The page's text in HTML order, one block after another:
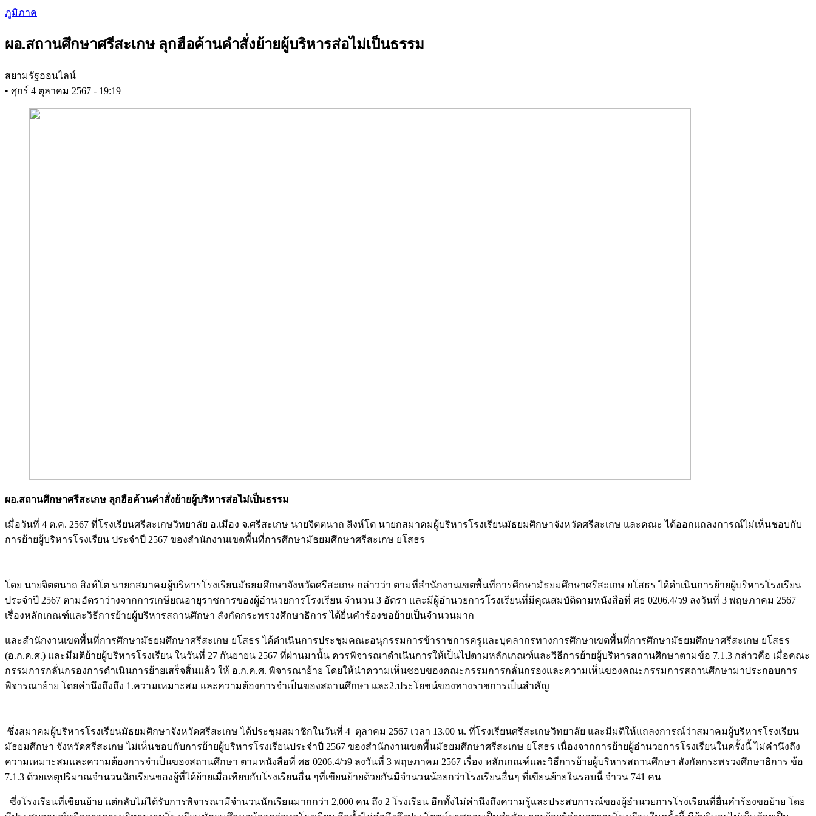
Skip
to
content
ภูมิภาค
ผอ.สถานศึกษาศรีสะเกษ ลุกฮือค้านคำสั่งย้ายผู้บริหารส่อไม่เป็นธรรม
สยามรัฐออนไลน์
• ศุกร์ 4 ตุลาคม 2567 - 19:19
ผอ.สถานศึกษาศรีสะเกษ ลุกฮือค้านคำสั่งย้ายผู้บริหารส่อไม่เป็นธรรม
เมื่อวันที่ 4 ต.ค. 2567 ที่โรงเรียนศรีสะเกษวิทยาลัย อ.เมือง จ.ศรีสะเกษ นายจิตตนาถ สิงห์โต นายกสมาคมผู้บริหารโรงเรียนมัธยมศึกษาจังหวัดศรีสะเกษ และคณะ ได้ออกแถลงการณ์ไม่เห็นชอบกับ
การย้ายผู้บริหารโรงเรียน ประจำปี 2567 ของสำนักงานเขตพื้นที่การศึกษามัธยมศึกษาศรีสะเกษ ยโสธร
โดย นายจิตตนาถ สิงห์โต นายกสมาคมผู้บริหารโรงเรียนมัธยมศึกษาจังหวัดศรีสะเกษ กล่าวว่า ตามที่สำนักงานเขตพื้นที่การศึกษามัธยมศึกษาศรีสะเกษ ยโสธร ได้ดำเนินการย้ายผู้บริหารโรงเรียน
ประจำปี 2567 ตามอัตราว่างจากการเกษียณอายุราชการของผู้อำนวยการโรงเรียน จำนวน 3 อัตรา และมีผู้อำนวยการโรงเรียนที่มีคุณสมบัติตามหนังสือที่ ศธ 0206.4/ว9 ลงวันที่ 3 พฤษภาคม 2567
เรื่องหลักเกณฑ์และวิธีการย้ายผู้บริหารสถานศึกษา สังกัดกระทรวงศึกษาธิการ ได้ยื่นคำร้องขอย้ายเป็นจำนวนมาก
และสำนักงานเขตพื้นที่การศึกษามัธยมศึกษาศรีสะเกษ ยโสธร ได้ดำเนินการประชุมคณะอนุกรรมการข้าราชการครูและบุคลากรทางการศึกษาเขตพื้นที่การศึกษามัธยมศึกษาศรีสะเกษ ยโสธร
(อ.ก.ค.ศ.) และมีมติย้ายผู้บริหารโรงเรียน ในวันที่ 27 กันยายน 2567 ที่ผ่านมานั้น ควรพิจารณาดำเนินการให้เป็นไปตามหลักเกณฑ์และวิธีการย้ายผู้บริหารสถานศึกษาตามข้อ 7.1.3 กล่าวคือ เมื่อคณะ
กรรมการกลั่นกรองการดำเนินการย้ายเสร็จสิ้นแล้ว ให้ อ.ก.ค.ศ. พิจารณาย้าย โดยให้นำความเห็นชอบของคณะกรรมการกลั่นกรองและความเห็นของคณะกรรมการสถานศึกษามาประกอบการ
พิจารณาย้าย โดยคำนึงถึงถึง 1.ความเหมาะสม และความต้องการจำเป็นของสถานศึกษา และ2.ประโยชน์ของทางราชการเป็นสำคัญ
ซึ่งสมาคมผู้บริหารโรงเรียนมัธยมศึกษาจังหวัดศรีสะเกษ ได้ประชุมสมาชิกในวันที่ 4 ตุลาคม 2567 เวลา 13.00 น. ที่โรงเรียนศรีสะเกษวิทยาลัย และมีมติให้แถลงการณ์ว่าสมาคมผู้บริหารโรงเรียน
มัธยมศึกษา จังหวัดศรีสะเกษ ไม่เห็นชอบกับการย้ายผู้บริหารโรงเรียนประจำปี 2567 ของสำนักงานเขตพื้นมัธยมศึกษาศรีสะเกษ ยโสธร เนื่องจากการย้ายผู้อำนวยการโรงเรียนในครั้งนี้ ไม่คำนึงถึง
ความเหมาะสมและความต้องการจำเป็นของสถานศึกษา ตามหนังสือที่ ศธ 0206.4/ว9 ลงวันที่ 3 พฤษภาคม 2567 เรื่อง หลักเกณฑ์และวิธีการย้ายผู้บริหารสถานศึกษา สังกัดกระพรวงศึกษาธิการ ข้อ
7.1.3 ด้วยเหตุปริมาณจำนวนนักเรียนของผู้ที่ได้ย้ายเมื่อเทียบกับโรงเรียนอื่น ๆที่เขียนย้ายด้วยกันมีจำนวนน้อยกว่าโรงเรียนอื่นๆ ที่เขียนย้ายในรอบนี้ จำวน 741 คน
ซึ่งโรงเรียนที่เขียนย้าย แต่กลับไม่ได้รับการพิจารณามีจำนวนนักเรียนมากกว่า 2,000 คน ถึง 2 โรงเรียน อีกทั้งไม่คำนึงถึงความรู้และประสบการณ์ของผู้อำนวยการโรงเรียนที่ยื่นคำร้องขอย้าย โดย